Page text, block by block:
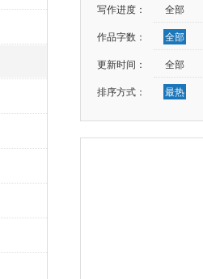
写作进度：
全部
作品字数：
全部
更新时间：
全部
排序方式：
最热